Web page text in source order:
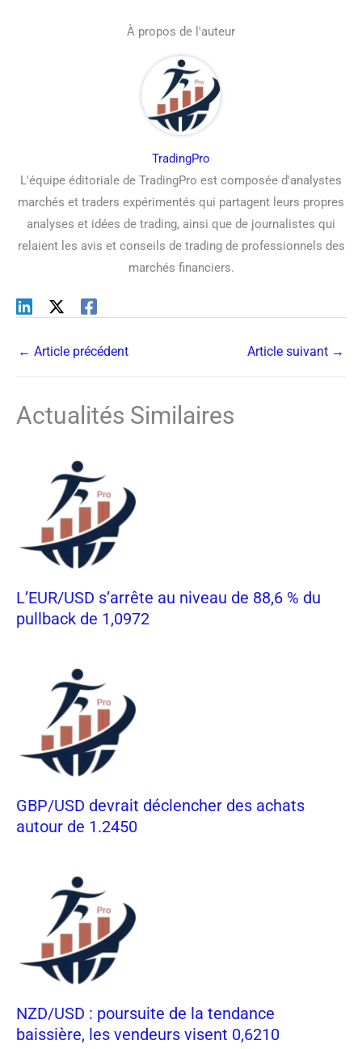
À propos de l'auteur
TradingPro
L'équipe éditoriale de TradingPro est composée d'analystes
marchés et traders expérimentés qui partagent leurs propres
analyses et idées de trading, ainsi que de journalistes qui
relaient les avis et conseils de trading de professionnels des
marchés financiers.
← Article précédent Article suivant →
Actualités Similaires
L’EUR/USD s’arrête au niveau de 88,6 % du
pullback de 1,0972
GBP/USD devrait déclencher des achats
autour de 1.2450
NZD/USD : poursuite de la tendance
baissière, les vendeurs visent 0,6210